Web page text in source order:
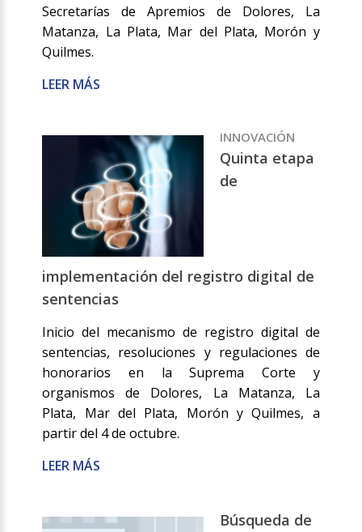
Secretarías de Apremios de Dolores, La
Matanza, La Plata, Mar del Plata, Morón y
Quilmes.
LEER MÁS
INNOVACIÓN
Quinta etapa
de
implementación del registro digital de
sentencias
Inicio del mecanismo de registro digital de
sentencias, resoluciones y regulaciones de
honorarios en la Suprema Corte y
organismos de Dolores, La Matanza, La
Plata, Mar del Plata, Morón y Quilmes, a
partir del 4 de octubre.
LEER MÁS
Búsqueda de